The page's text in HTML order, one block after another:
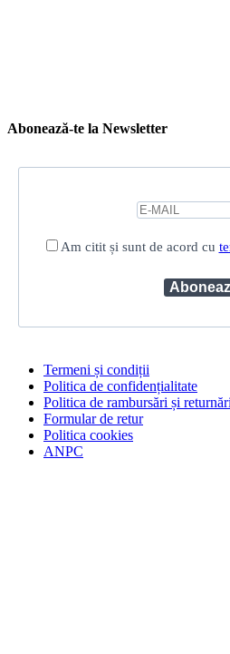
Abonează-te la Newsletter
Am citit și sunt de acord cu
Termeni și condiții
Politica de confidențialitate
Politica de rambursări și returnări
Formular de retur
Politica cookies
ANPC